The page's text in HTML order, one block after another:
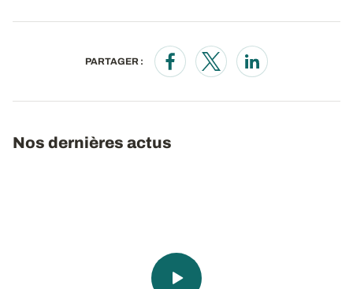
PARTAGER :
Opens in a new window
Opens in a new window
Opens in a new
Nos dernières actus